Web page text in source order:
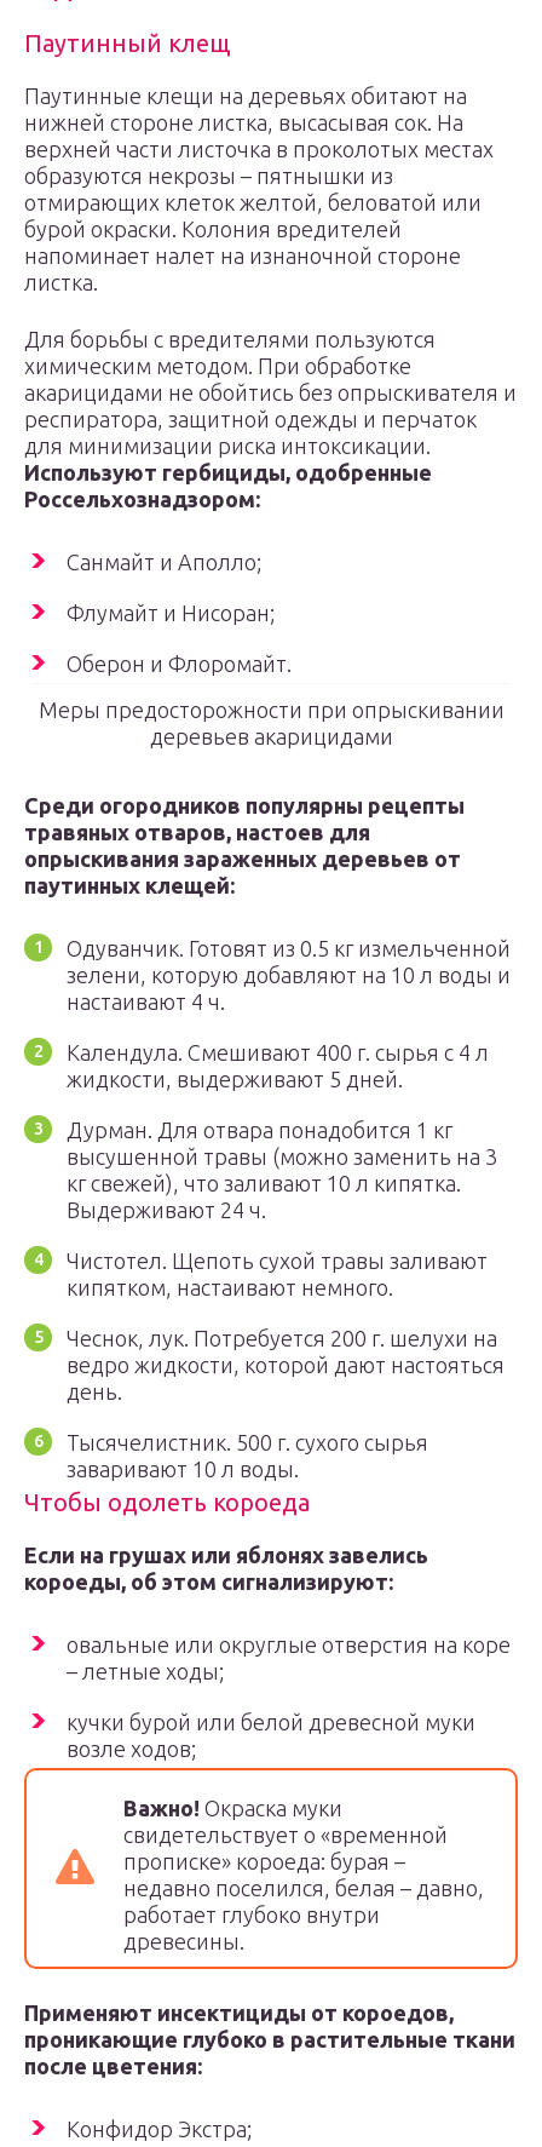
Паутинный клещ
Паутинные клещи на деревьях обитают на
нижней стороне листка, высасывая сок. На
верхней части листочка в проколотых местах
образуются некрозы – пятнышки из
отмирающих клеток желтой, беловатой или
бурой окраски. Колония вредителей
напоминает налет на изнаночной стороне
листка.
Для борьбы с вредителями пользуются
химическим методом. При обработке
акарицидами не обойтись без опрыскивателя и
респиратора, защитной одежды и перчаток
для минимизации риска интоксикации.
Используют гербициды, одобренные
Россельхознадзором:
Санмайт и Аполло;
Флумайт и Нисоран;
Оберон и Флоромайт.
Меры предосторожности при опрыскивании
деревьев акарицидами
Среди огородников популярны рецепты
травяных отваров, настоев для
опрыскивания зараженных деревьев от
паутинных клещей:
Одуванчик. Готовят из 0.5 кг измельченной
зелени, которую добавляют на 10 л воды и
настаивают 4 ч.
Календула. Смешивают 400 г. сырья с 4 л
жидкости, выдерживают 5 дней.
Дурман. Для отвара понадобится 1 кг
высушенной травы (можно заменить на 3
кг свежей), что заливают 10 л кипятка.
Выдерживают 24 ч.
Чистотел. Щепоть сухой травы заливают
кипятком, настаивают немного.
Чеснок, лук. Потребуется 200 г. шелухи на
ведро жидкости, которой дают настояться
день.
Тысячелистник. 500 г. сухого сырья
заваривают 10 л воды.
Чтобы одолеть короеда
Если на грушах или яблонях завелись
короеды, об этом сигнализируют:
овальные или округлые отверстия на коре
– летные ходы;
кучки бурой или белой древесной муки
возле ходов;
Важно! Окраска муки
свидетельствует о «временной
прописке» короеда: бурая –
недавно поселился, белая – давно,
работает глубоко внутри
древесины.
Применяют инсектициды от короедов,
проникающие глубоко в растительные ткани
после цветения:
Конфидор Экстра;